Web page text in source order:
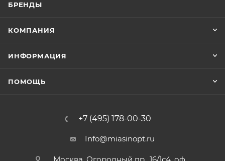
БРЕНДЫ
КОМПАНИЯ
ИНФОРМАЦИЯ
ПОМОЩЬ
+7 (495) 178-00-30
Info@miasinopt.ru